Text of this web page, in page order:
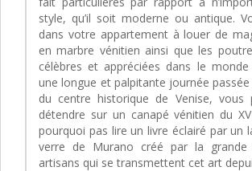
style, qu’il soit moderne ou antique.
dans votre appartement à louer de
en marbre vénitien ainsi que les
célèbres et appréciées dans le monde
une longue et palpitante journée
du centre historique de Venise, vous
détendre sur un canapé vénitien du
pourquoi pas lire un livre éclairé par un
verre de Murano créé par la grande
artisans qui se transmettent cet art